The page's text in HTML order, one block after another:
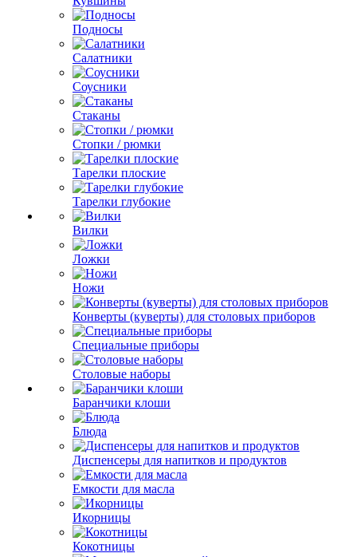
Подносы
Салатники
Соусники
Стаканы
Стопки / рюмки
Тарелки плоские
Тарелки глубокие
Вилки
Ложки
Ножи
Конверты (куверты) для столовых приборов
Специальные приборы
Столовые наборы
Баранчики клоши
Блюда
Диспенсеры для напитков и продуктов
Емкости для масла
Икорницы
Кокотницы